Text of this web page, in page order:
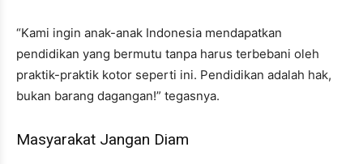
“Kami ingin anak-anak Indonesia mendapatkan
pendidikan yang bermutu tanpa harus terbebani oleh
praktik-praktik kotor seperti ini. Pendidikan adalah hak,
bukan barang dagangan!” tegasnya.
Masyarakat Jangan Diam